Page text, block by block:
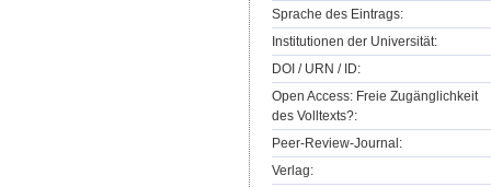
Sprache des Eintrags:
Institutionen der Universität:
DOI / URN / ID:
Open Access: Freie Zugänglichkeit
des Volltexts?:
Peer-Review-Journal:
Verlag: